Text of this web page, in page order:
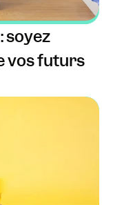
soyez
vos futurs